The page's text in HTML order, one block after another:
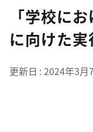
「学校に
に向けた
更新日 2024年3月